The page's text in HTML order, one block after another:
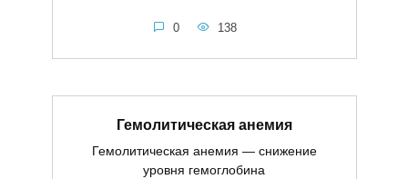
0 138
Гемолитическая анемия
Гемолитическая анемия — снижение
уровня гемоглобина